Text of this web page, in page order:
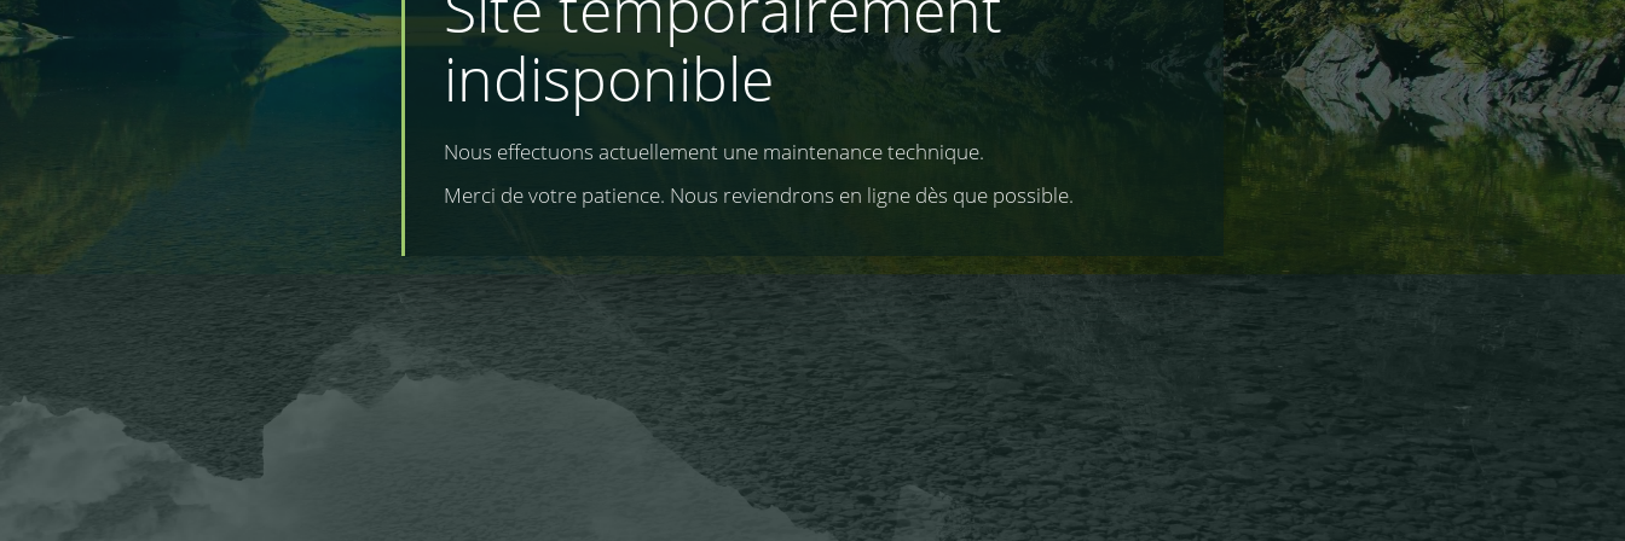
indisponible
Nous effectuons actuellement une maintenance technique.
Merci de votre patience. Nous reviendrons en ligne dès que possible.